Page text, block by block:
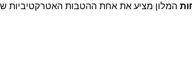
מציע את אחת ההטבות האטרקטיביות של